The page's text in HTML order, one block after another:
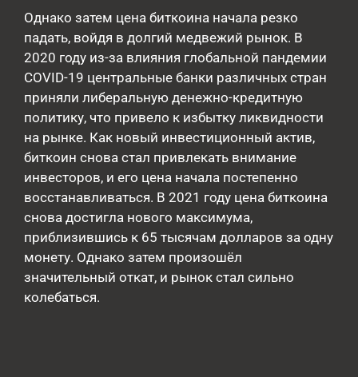
Однако затем цена биткоина начала резко
падать, войдя в долгий медвежий рынок. В
2020 году из-за влияния глобальной пандемии
COVID-19 центральные банки различных стран
приняли либеральную денежно-кредитную
политику, что привело к избытку ликвидности
на рынке. Как новый инвестиционный актив,
биткоин снова стал привлекать внимание
инвесторов, и его цена начала постепенно
восстанавливаться. В 2021 году цена биткоина
снова достигла нового максимума,
приблизившись к 65 тысячам долларов за одну
монету. Однако затем произошёл
значительный откат, и рынок стал сильно
колебаться.